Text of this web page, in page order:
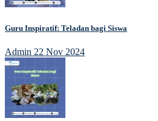
Guru Inspiratif: Teladan bagi Siswa
Admin 22 Nov 2024